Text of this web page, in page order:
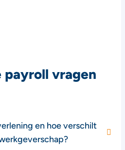
payroll vragen
en hoe verschilt